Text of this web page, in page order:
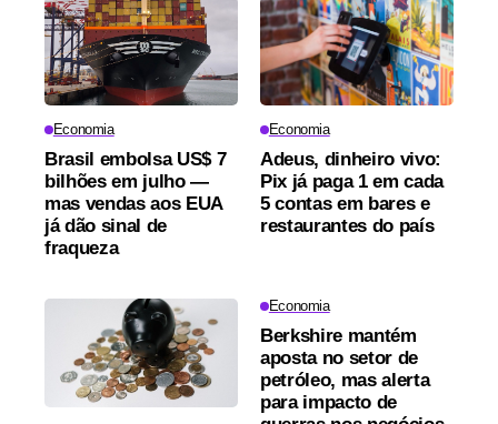
Economia
Brasil embolsa US$ 7
bilhões em julho —
mas vendas aos EUA
já dão sinal de
fraqueza
Economia
Adeus, dinheiro vivo:
Pix já paga 1 em cada
5 contas em bares e
restaurantes do país
Economia
Berkshire mantém
aposta no setor de
petróleo, mas alerta
para impacto de